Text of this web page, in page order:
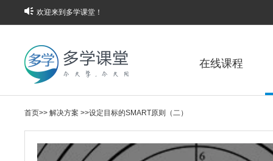
欢迎来到多学课堂！
在线课程
首页>> 解决方案 >>设定目标的SMART原则（二）